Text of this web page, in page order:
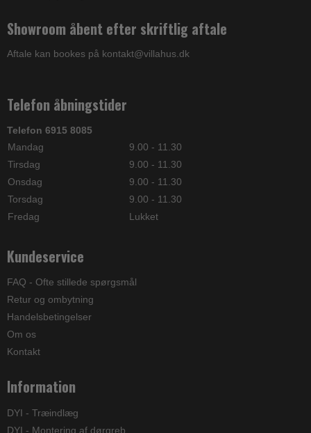
Showroom åbent efter skriftlig aftale
Aftale kan bookes på kontakt@villahus.dk
Telefon åbningstider
Telefon 6915 8085
Mandag
9.00 - 11.30
Tirsdag
9.00 - 11.30
Onsdag
9.00 - 11.30
Torsdag
9.00 - 11.30
Fredag
Lukket
Kundeservice
FAQ - Ofte stillede spørgsmål
Retur og ombytning
Handelsbetingelser
Om os
Kontakt
Information
DYI - Træindlæg
DYI - Montering af dørgreb